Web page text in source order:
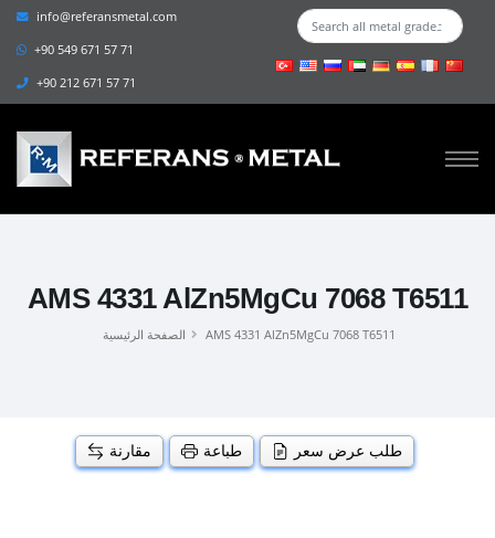
info@referansmetal.com
+90 549 671 57 71
+90 212 671 57 71
AMS 4331 AlZn5MgCu 7068 T6511
الصفحة الرئيسية AMS 4331 AlZn5MgCu 7068 T6511
مقارنة طباعة طلب عرض سعر